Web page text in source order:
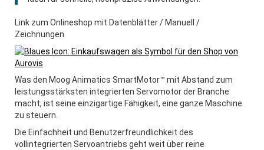
UNTERNEHMEN
KONTAKT
SEMINARE
OFFERTEN
DOWNLOADS
Link zum Onlineshop mit Datenblätter / Manuell /
Zeichnungen
Was den Moog Animatics SmartMotor™ mit Abstand zum
leistungsstärksten integrierten Servomotor der Branche
macht, ist seine einzigartige Fähigkeit, eine ganze Maschine
zu steuern.
Die Einfachheit und Benutzerfreundlichkeit des
vollintegrierten Servoantriebs geht weit über reine